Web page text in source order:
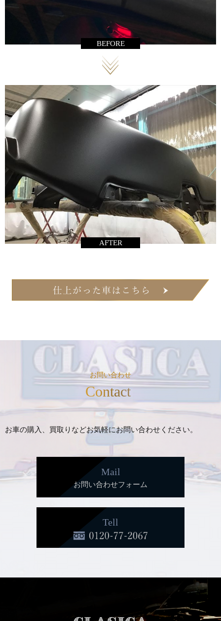
BEFORE
AFTER
お問い合わせ
Contact
お車の購入、買取りなどお気軽にお問い合わせください。
Mail
お問い合わせフォーム
Tell